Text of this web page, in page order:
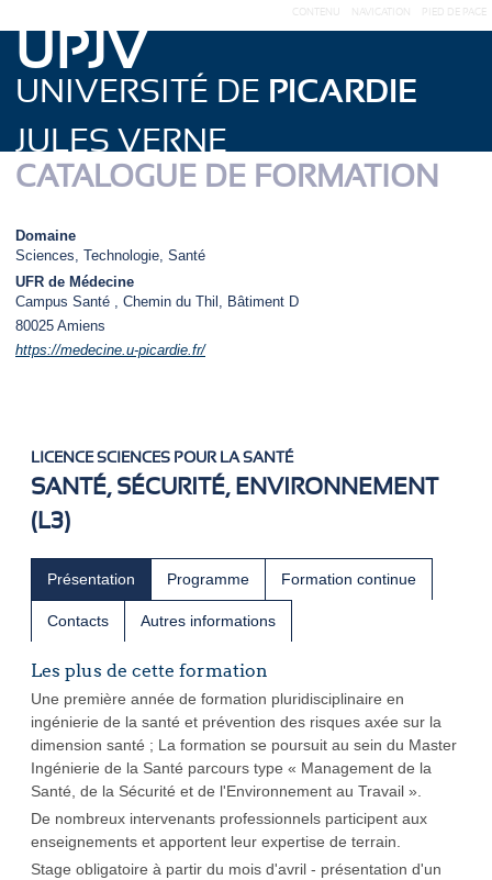
UPJV
UNIVERSITÉ DE PICARDIE
JULES VERNE
CATALOGUE DE FORMATION
CONTENU NAVIGATION PIED DE PAGE
Domaine
Sciences, Technologie, Santé
UFR de Médecine
Campus Santé , Chemin du Thil, Bâtiment D
80025 Amiens
https://medecine.u-picardie.fr/
LICENCE SCIENCES POUR LA SANTÉ
SANTÉ, SÉCURITÉ, ENVIRONNEMENT
(L3)
Présentation Programme Formation continue
Contacts Autres informations
Les plus de cette formation
Une première année de formation pluridisciplinaire en
ingénierie de la santé et prévention des risques axée sur la
dimension santé ; La formation se poursuit au sein du Master
Ingénierie de la Santé parcours type « Management de la
Santé, de la Sécurité et de l'Environnement au Travail ».
De nombreux intervenants professionnels participent aux
enseignements et apportent leur expertise de terrain.
Stage obligatoire à partir du mois d'avril - présentation d'un